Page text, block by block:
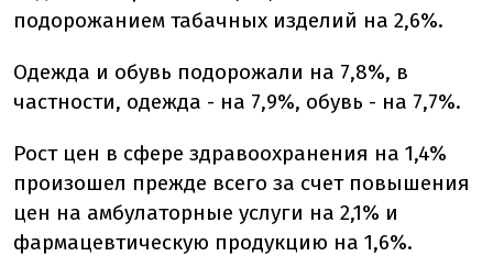
подорожанием табачных изделий на 2,6%.
Одежда и обувь подорожали на 7,8%, в
частности, одежда - на 7,9%, обувь - на 7,7%.
Рост цен в сфере здравоохранения на 1,4%
произошел прежде всего за счет повышения
цен на амбулаторные услуги на 2,1% и
фармацевтическую продукцию на 1,6%.